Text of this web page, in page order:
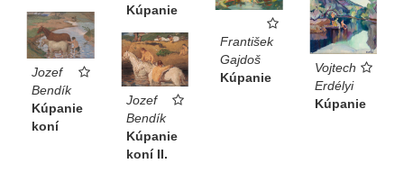
Kúpanie
Vojtech
Erdélyi
Kúpanie
František
Gajdoš
Kúpanie
Jozef
Bendík
Kúpanie
koní
Jozef
Bendík
Kúpanie
koní II.